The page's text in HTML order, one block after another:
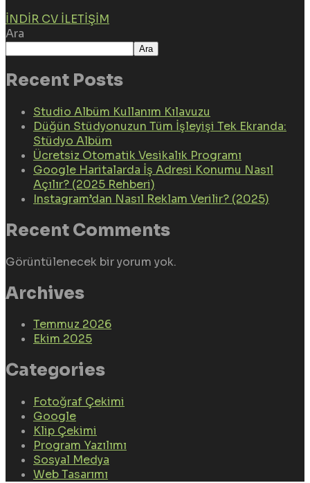
İNDIR CV İLETIŞIM
Ara
Ara
Recent Posts
Studio Albüm Kullanım Kılavuzu
Düğün Stüdyonuzun Tüm İşleyişi Tek Ekranda:
Stüdyo Albüm
Ücretsiz Otomatik Vesikalık Programı
Google Haritalarda İş Adresi Konumu Nasıl
Açılır? (2025 Rehberi)
Instagram’dan Nasıl Reklam Verilir? (2025)
Recent Comments
Görüntülenecek bir yorum yok.
Archives
Temmuz 2026
Ekim 2025
Categories
Fotoğraf Çekimi
Google
Klip Çekimi
Program Yazılımı
Sosyal Medya
Web Tasarımı